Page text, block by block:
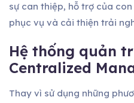
sự can thiệp, hỗ trợ của
phục vụ và cải thiện trải
Hệ thống quản
Centralized
Thay vì sử dụng những